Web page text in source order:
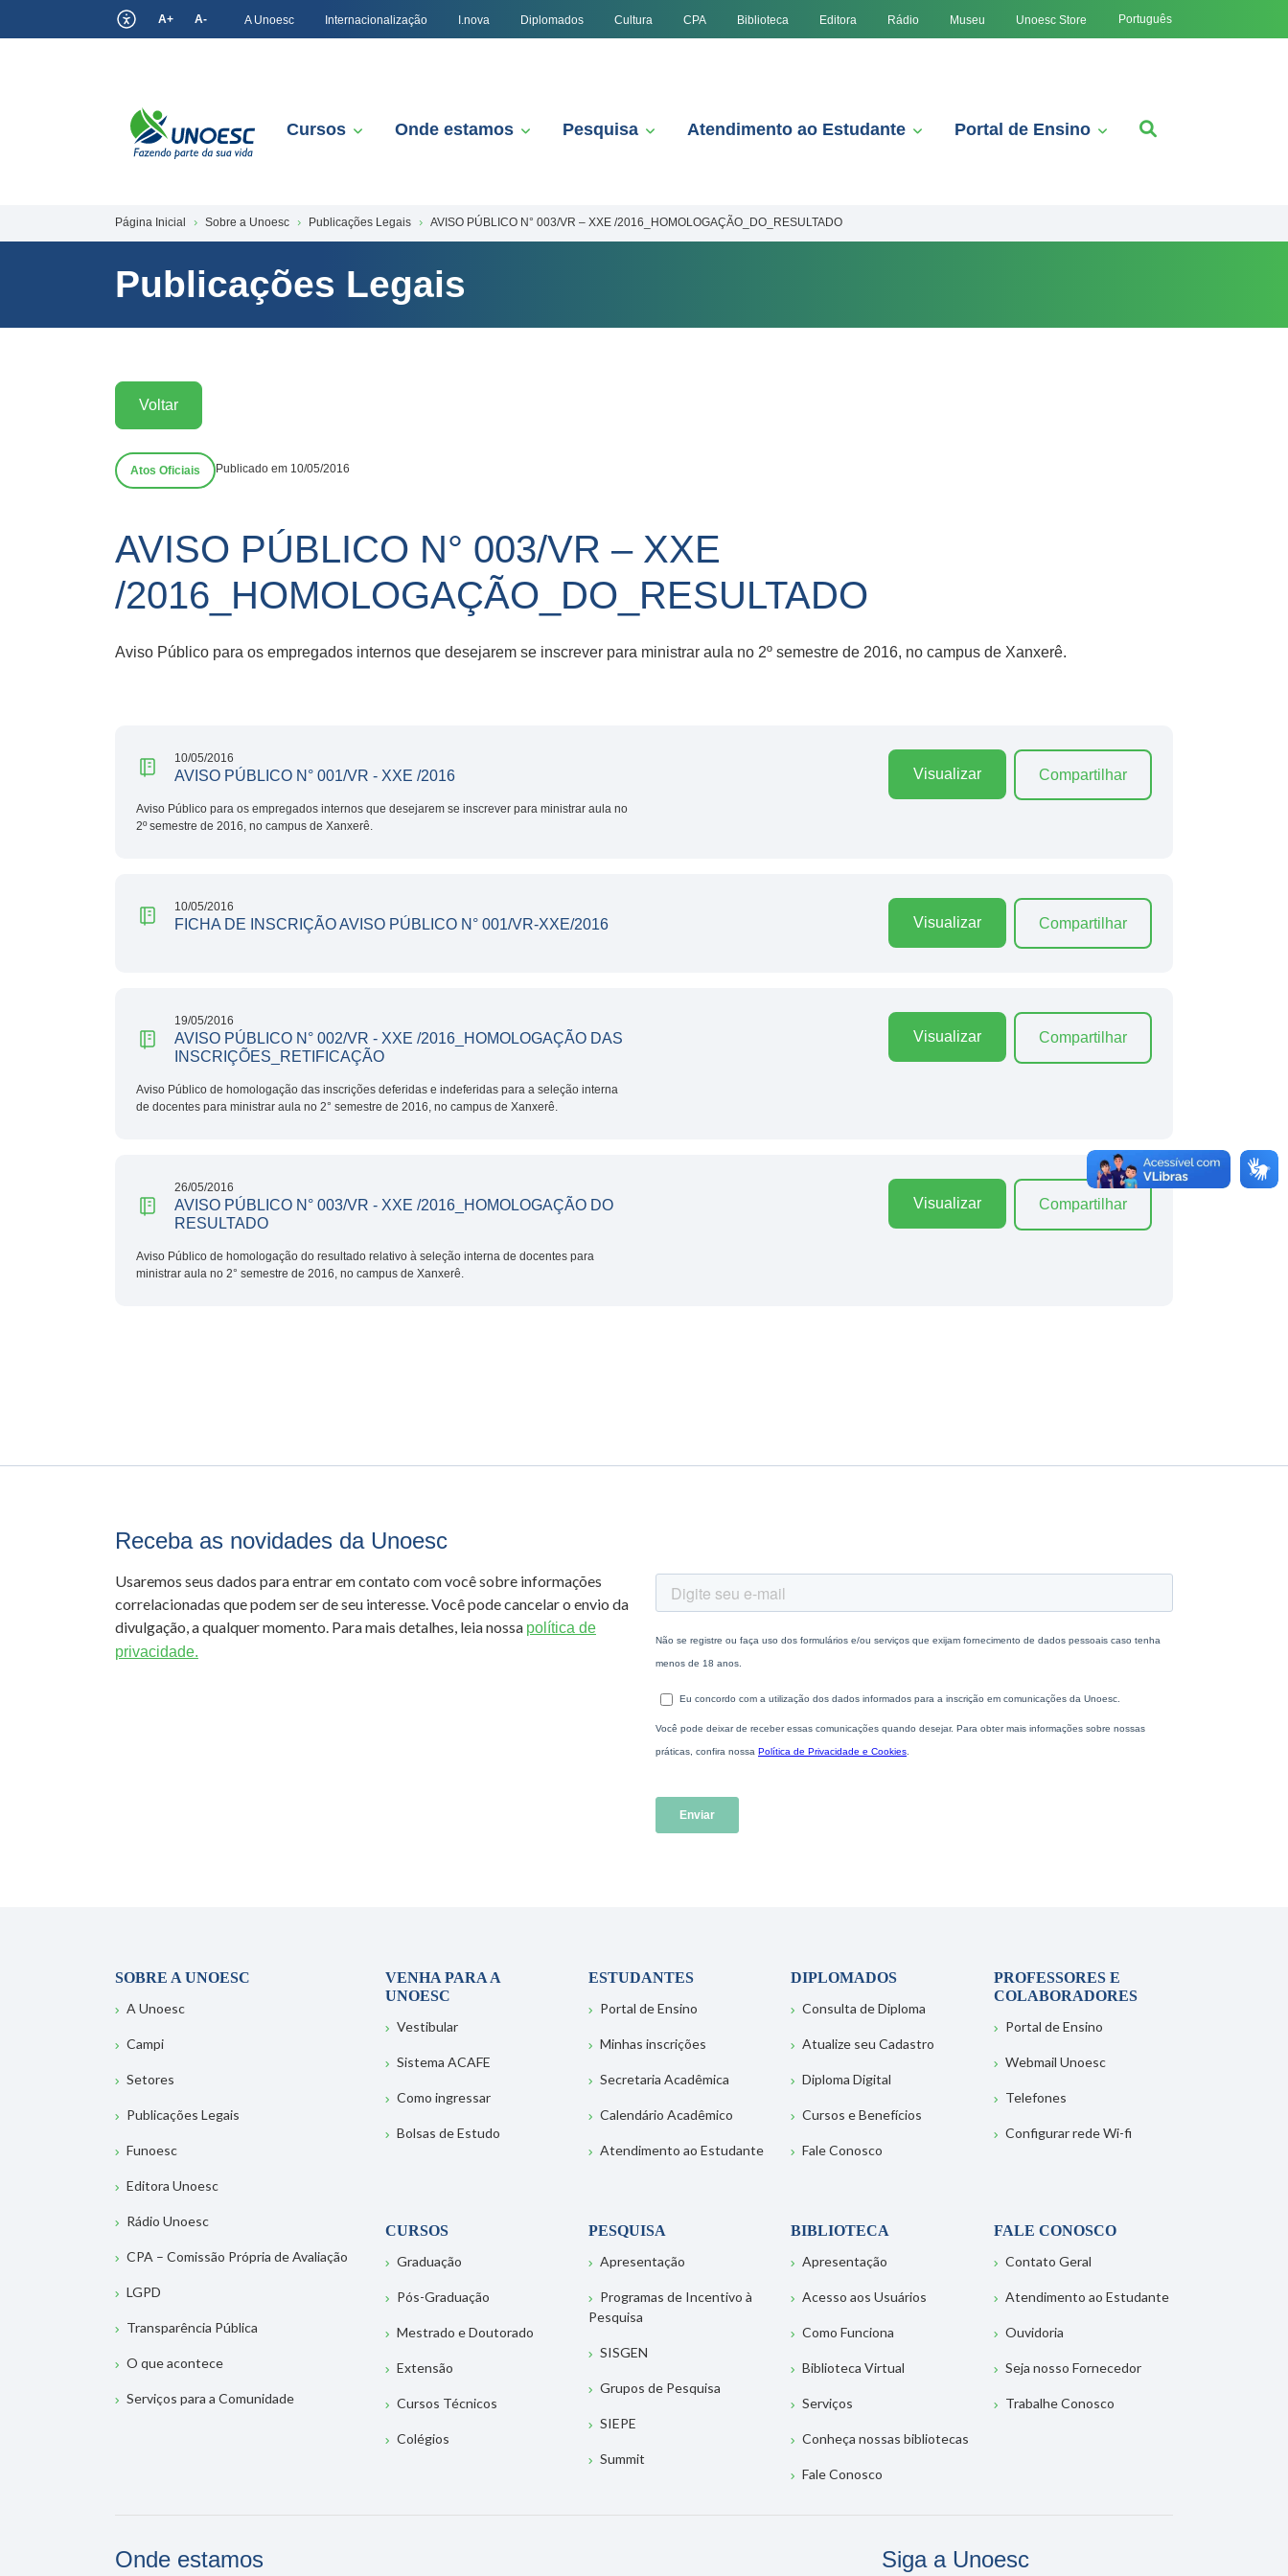
A+ A- A Unoesc Internacionalização I.nova Diplomados Cultura CPA Biblioteca Editora Rádio Museu Unoesc Store Português
Cursos Onde estamos Pesquisa Atendimento ao Estudante Portal de Ensino
Página Inicial Sobre a Unoesc Publicações Legais AVISO PÚBLICO N° 003/VR – XXE /2016_HOMOLOGAÇÃO_DO_RESULTADO
Publicações Legais
Voltar
Atos Oficiais Publicado em 10/05/2016
AVISO PÚBLICO N° 003/VR – XXE
/2016_HOMOLOGAÇÃO_DO_RESULTADO
Aviso Público para os empregados internos que desejarem se inscrever para ministrar aula no 2º semestre de 2016, no campus de Xanxerê.
10/05/2016
AVISO PÚBLICO N° 001/VR - XXE /2016
Aviso Público para os empregados internos que desejarem se inscrever para ministrar aula no
2º semestre de 2016, no campus de Xanxerê.
Visualizar Compartilhar
10/05/2016
FICHA DE INSCRIÇÃO AVISO PÚBLICO N° 001/VR-XXE/2016 Visualizar Compartilhar
19/05/2016
AVISO PÚBLICO N° 002/VR - XXE /2016_HOMOLOGAÇÃO DAS
INSCRIÇÕES_RETIFICAÇÃO
Aviso Público de homologação das inscrições deferidas e indeferidas para a seleção interna
de docentes para ministrar aula no 2° semestre de 2016, no campus de Xanxerê.
Visualizar Compartilhar
26/05/2016
AVISO PÚBLICO N° 003/VR - XXE /2016_HOMOLOGAÇÃO DO
RESULTADO
Aviso Público de homologação do resultado relativo à seleção interna de docentes para
ministrar aula no 2° semestre de 2016, no campus de Xanxerê.
Visualizar Compartilhar
Receba as novidades da Unoesc
Usaremos seus dados para entrar em contato com você sobre informações
correlacionadas que podem ser de seu interesse. Você pode cancelar o envio da
divulgação, a qualquer momento. Para mais detalhes, leia nossa política de
privacidade.
SOBRE A UNOESC
A Unoesc
Campi
Setores
Publicações Legais
Funoesc
Editora Unoesc
Rádio Unoesc
CPA – Comissão Própria de Avaliação
LGPD
Transparência Pública
O que acontece
Serviços para a Comunidade
VENHA PARA A
UNOESC
Vestibular
Sistema ACAFE
Como ingressar
Bolsas de Estudo
ESTUDANTES
Portal de Ensino
Minhas inscrições
Secretaria Acadêmica
Calendário Acadêmico
Atendimento ao Estudante
DIPLOMADOS
Consulta de Diploma
Atualize seu Cadastro
Diploma Digital
Cursos e Benefícios
Fale Conosco
PROFESSORES E
COLABORADORES
Portal de Ensino
Webmail Unoesc
Telefones
Configurar rede Wi-fi
CURSOS
Graduação
Pós-Graduação
Mestrado e Doutorado
Extensão
Cursos Técnicos
Colégios
PESQUISA
Apresentação
Programas de Incentivo à
Pesquisa
SISGEN
Grupos de Pesquisa
SIEPE
Summit
BIBLIOTECA
Apresentação
Acesso aos Usuários
Como Funciona
Biblioteca Virtual
Serviços
Conheça nossas bibliotecas
Fale Conosco
FALE CONOSCO
Contato Geral
Atendimento ao Estudante
Ouvidoria
Seja nosso Fornecedor
Trabalhe Conosco
Onde estamos Siga a Unoesc